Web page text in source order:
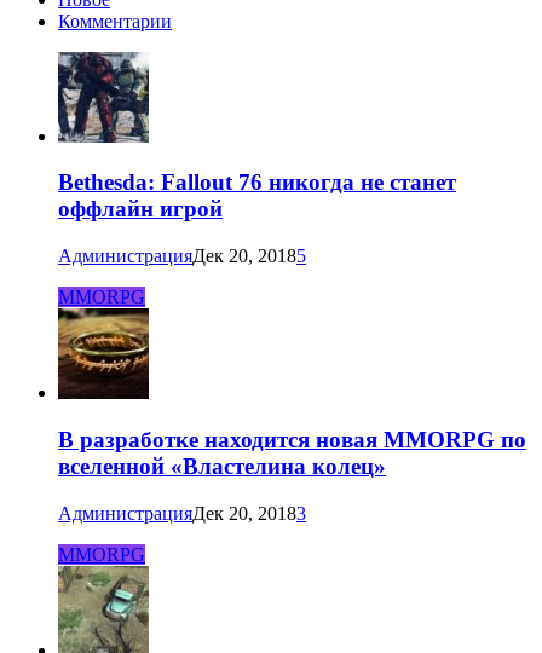
Комментарии
Bethesda: Fallout 76 никогда не станет
оффлайн игрой
АдминистрацияДек 20, 20185
MMORPG
В разработке находится новая MMORPG по
вселенной «Властелина колец»
АдминистрацияДек 20, 20183
MMORPG